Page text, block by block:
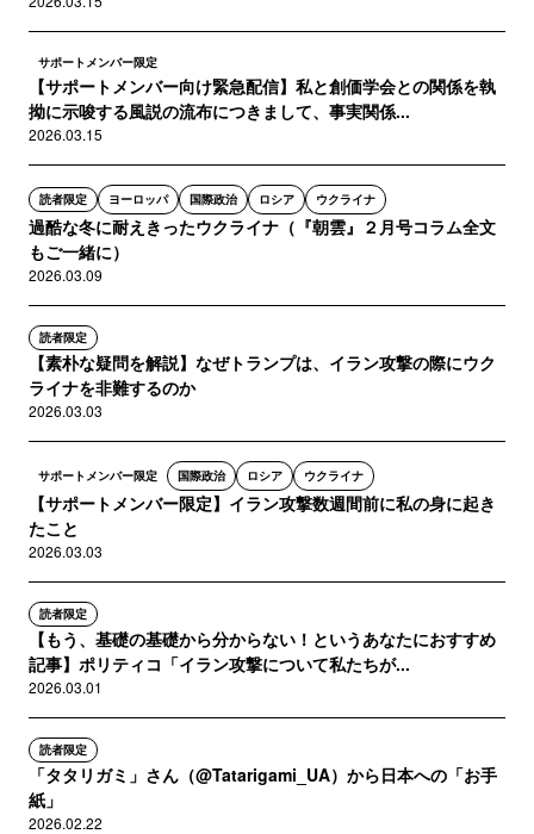
サポートメンバー限定
【サポートメンバー向け緊急配信】私と創価学会との関係を執
拗に示唆する風説の流布につきまして、事実関係...
2026.03.15
読者限定 ヨーロッパ 国際政治 ロシア ウクライナ
過酷な冬に耐えきったウクライナ（『朝雲』２月号コラム全文
もご一緒に）
2026.03.09
読者限定
【素朴な疑問を解説】なぜトランプは、イラン攻撃の際にウク
ライナを非難するのか
2026.03.03
サポートメンバー限定 国際政治 ロシア ウクライナ
【サポートメンバー限定】イラン攻撃数週間前に私の身に起き
たこと
2026.03.03
読者限定
【もう、基礎の基礎から分からない！というあなたにおすすめ
記事】ポリティコ「イラン攻撃について私たちが...
2026.03.01
読者限定
「タタリガミ」さん（@Tatarigami_UA）から日本への「お手
紙」
2026.02.22